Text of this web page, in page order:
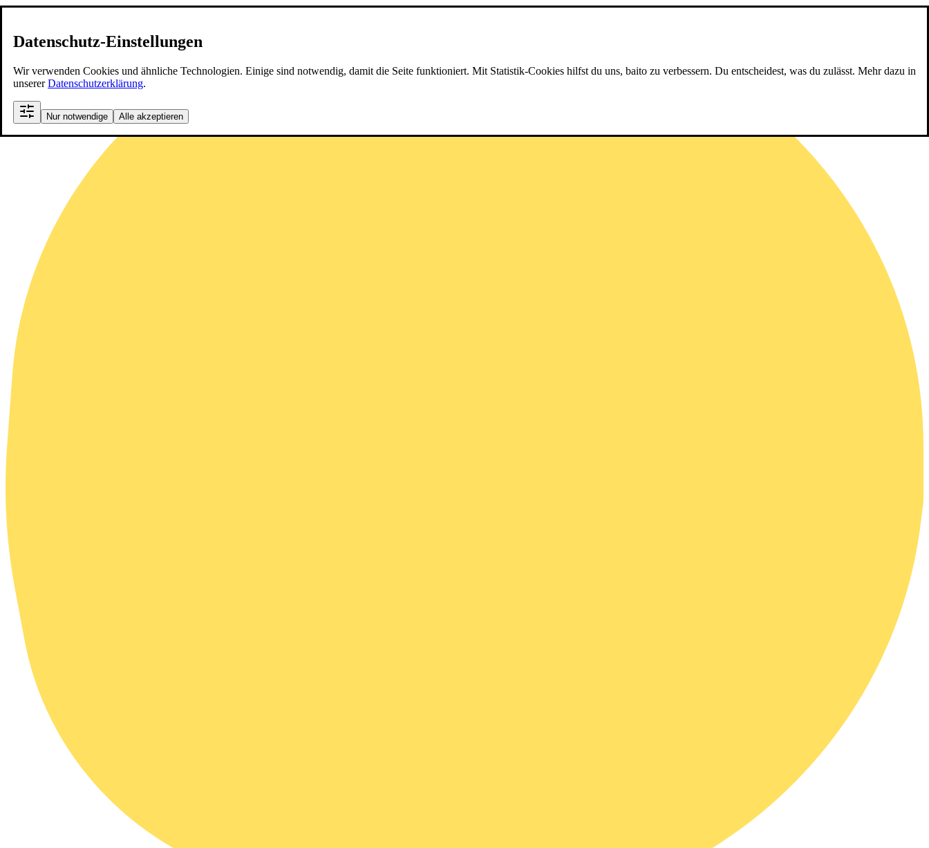
Datenschutz-Einstellungen
Wir verwenden Cookies und ähnliche Technologien. Einige sind notwendig, damit die Seite funktioniert. Mit Statistik-Cookies hilfst du uns, baito zu verbessern. Du entscheidest, was du zulässt. Mehr dazu in
unsererDatenschutzerklärung.
Nur notwendige Alle akzeptieren